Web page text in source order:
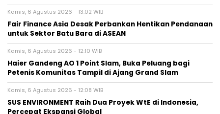
Kamis, 6 Agustus 2026 - 13:02 WIB
Fair Finance Asia Desak Perbankan Hentikan Pendanaan
untuk Sektor Batu Bara di ASEAN
Kamis, 6 Agustus 2026 - 12:10 WIB
Haier Gandeng AO 1 Point Slam, Buka Peluang bagi
Petenis Komunitas Tampil di Ajang Grand Slam
Kamis, 6 Agustus 2026 - 12:08 WIB
SUS ENVIRONMENT Raih Dua Proyek WtE di Indonesia,
Percepat Ekspansi Global